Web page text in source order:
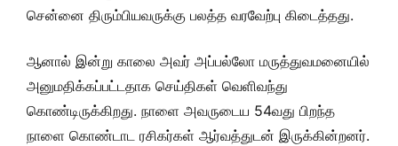
சென்னை திரும்பியவருக்கு பலத்த வரவேற்பு கிடைத்தது.
ஆனால் இன்று காலை அவர் அப்பல்லோ மருத்துவமனையில்
அனுமதிக்கப்பட்டதாக செய்திகள் வெளிவந்து
கொண்டிருக்கிறது. நாளை அவருடைய 54வது பிறந்த
நாளை கொண்டாட ரசிகர்கள் ஆர்வத்துடன் இருக்கின்றனர்.